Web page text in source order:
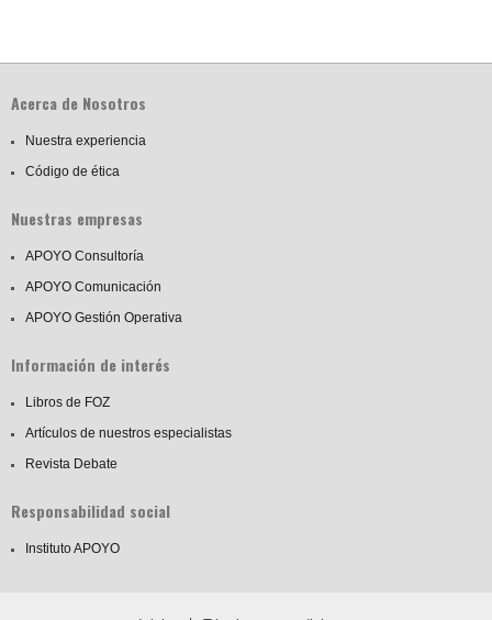
Acerca de Nosotros
Nuestra experiencia
Código de ética
Nuestras empresas
APOYO Consultoría
APOYO Comunicación
APOYO Gestión Operativa
Información de interés
Libros de FOZ
Artículos de nuestros especialistas
Revista Debate
Responsabilidad social
Instituto APOYO